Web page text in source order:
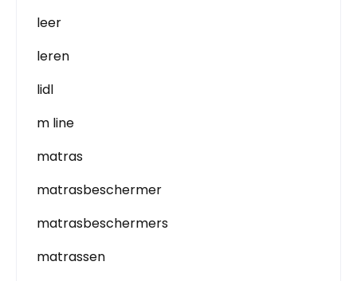
leer
leren
lidl
m line
matras
matrasbeschermer
matrasbeschermers
matrassen